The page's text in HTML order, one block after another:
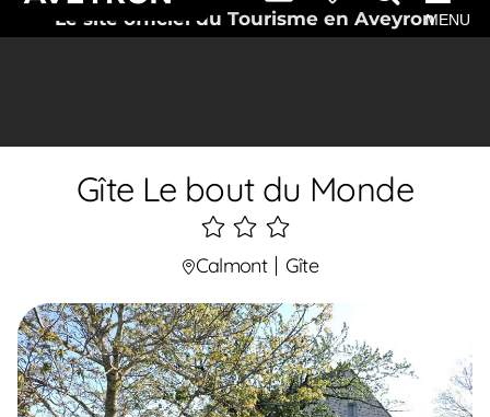
Le site officiel du Tourisme en AveyronMENU
Gîte Le bout du Monde
3
étoiles
Calmont Gîte